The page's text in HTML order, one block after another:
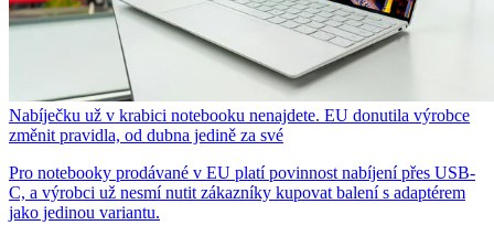
Nabíječku už v krabici notebooku nenajdete. EU donutila výrobce
změnit pravidla, od dubna jedině za své
Pro notebooky prodávané v EU platí povinnost nabíjení přes USB-
C, a výrobci už nesmí nutit zákazníky kupovat balení s adaptérem
jako jedinou variantu.